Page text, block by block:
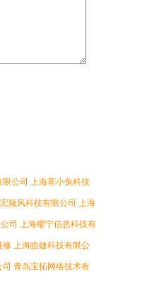
公司 上海霍小兔科技
频风科技有限公司 上海
司 上海曜宁信息科技有
修 上海皓婕科技有限公
青岛宝拓网络技术有